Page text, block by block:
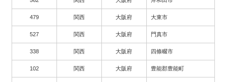
479 関西 大阪府 大東市
527 関西 大阪府 門真市
338 関西 大阪府 四條畷市
102 関西 大阪府 豊能郡豊能町